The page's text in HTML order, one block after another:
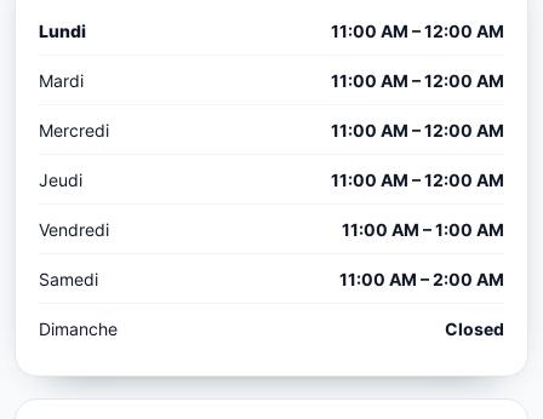
Lundi 11:00 AM – 12:00 AM
Mardi 11:00 AM – 12:00 AM
Mercredi 11:00 AM – 12:00 AM
Jeudi 11:00 AM – 12:00 AM
Vendredi 11:00 AM – 1:00 AM
Samedi 11:00 AM – 2:00 AM
Dimanche Closed